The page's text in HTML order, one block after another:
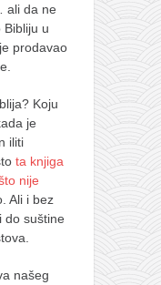
ali da ne
Bibliju u
prodavao
Koju
je
iliti
ta knjiga
nije
Ali i bez
do suštine
našeg